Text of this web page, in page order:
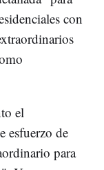
con
el
esfuerzo de
para